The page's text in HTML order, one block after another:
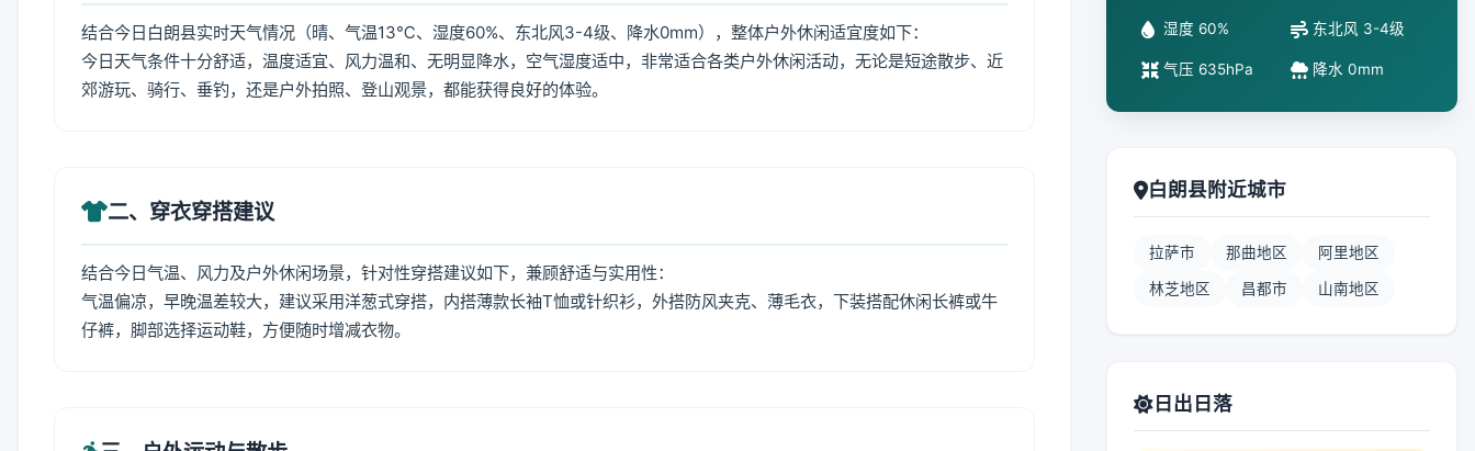
结合今日白朗县实时天气情况（晴、气温13℃、湿度60%、东北风3-4级、降水0mm），整体户外休闲适宜度如下：
今日天气条件十分舒适，温度适宜、风力温和、无明显降水，空气湿度适中，非常适合各类户外休闲活动，无论是短途散步、近
郊游玩、骑行、垂钓，还是户外拍照、登山观景，都能获得良好的体验。
二、穿衣穿搭建议
结合今日气温、风力及户外休闲场景，针对性穿搭建议如下，兼顾舒适与实用性：
气温偏凉，早晚温差较大，建议采用洋葱式穿搭，内搭薄款长袖T恤或针织衫，外搭防风夹克、薄毛衣，下装搭配休闲长裤或牛
仔裤，脚部选择运动鞋，方便随时增减衣物。
湿度 60% 东北风 3-4级
气压 635hPa 降水 0mm
白朗县附近城市
拉萨市 那曲地区 阿里地区
林芝地区 昌都市 山南地区
日出日落